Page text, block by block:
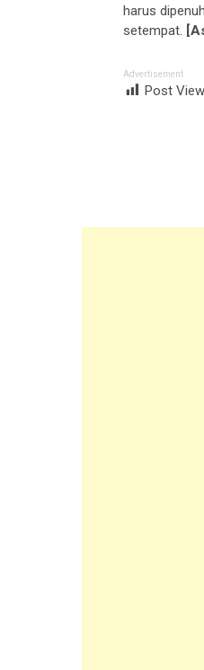
harus
setempat.
Advertisement
Post